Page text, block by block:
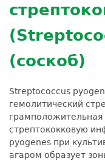
(соскоб)
Streptococcus
гемолитический
грамположительная
стрептококковую
pyogenes при
агаром образует